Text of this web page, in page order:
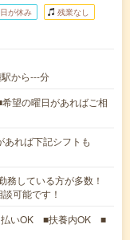
が休み 残業なし
から---分
望の曜日があればご相
れば下記シフトも
務している方が多数！
可能です！
払いOK ■扶養内OK ■